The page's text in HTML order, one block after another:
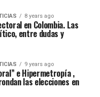
8 years ago
en Colombia. Las
entre dudas y
9 years ago
e Hipermetropía ,
las elecciones en